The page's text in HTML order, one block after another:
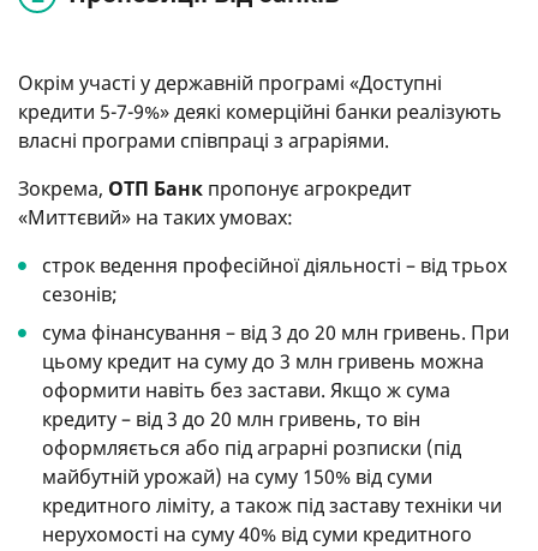
Окрім участі у державній програмі «Доступні
кредити 5-7-9%» деякі комерційні банки реалізують
власні програми співпраці з аграріями.
Зокрема, ОТП Банк пропонує агрокредит
«Миттєвий» на таких умовах:
строк ведення професійної діяльності – від трьох
сезонів;
сума фінансування – від 3 до 20 млн гривень. При
цьому кредит на суму до 3 млн гривень можна
оформити навіть без застави. Якщо ж сума
кредиту – від 3 до 20 млн гривень, то він
оформляється або під аграрні розписки (під
майбутній урожай) на суму 150% від суми
кредитного ліміту, а також під заставу техніки чи
нерухомості на суму 40% від суми кредитного